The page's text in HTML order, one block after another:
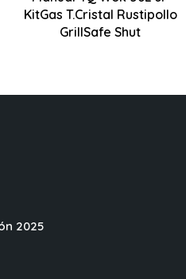
KitGas T.Cristal Rustipollo
GrillSafe Shut
triple flamme
2025